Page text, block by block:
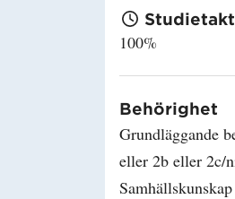
Studietakt
100%
Behörighet
Grundläggande
eller 2b eller 2c/